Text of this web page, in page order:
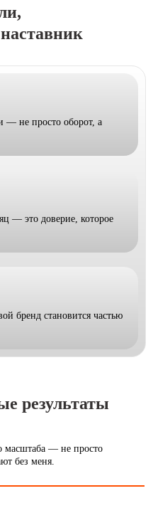
— не просто оборот, а
— это доверие, которое
бренд становится частью
результаты
масштаба — не просто
без меня.